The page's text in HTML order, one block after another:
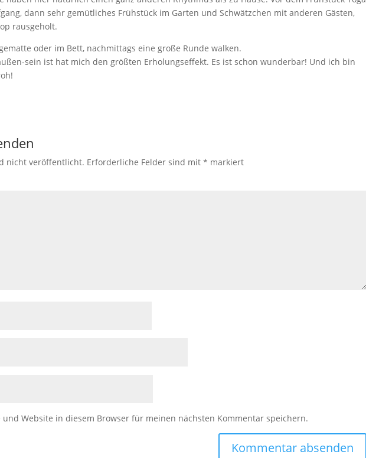
dann sehr gemütliches Frühstück im Garten und Schwätzchen mit anderen Gästen,
rausgeholt.
oder im Bett, nachmittags eine große Runde walken.
sein ist hat mich den größten Erholungseffekt. Es ist schon wunderbar! Und ich bin
nicht veröffentlicht. Erforderliche Felder sind mit* markiert
und Website in diesem Browser für meinen nächsten Kommentar speichern.